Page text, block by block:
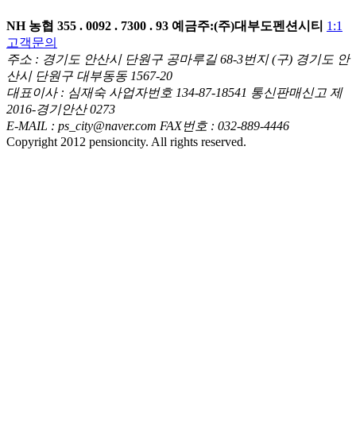
NH 농협 355 . 0092 . 7300 . 93 예금주:(주)대부도펜션시티 1:1
고객문의
주소 : 경기도 안산시 단원구 공마루길 68-3번지 (구) 경기도 안
산시 단원구 대부동동 1567-20
대표이사 : 심재숙 사업자번호 134-87-18541 통신판매신고 제
2016-경기안산 0273
E-MAIL : ps_city@naver.com FAX번호 : 032-889-4446
Copyright 2012 pensioncity. All rights reserved.